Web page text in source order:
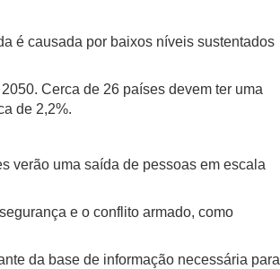
é causada por baixos níveis sustentados
Cerca de 26 países devem ter uma
de 2,2%.
verão uma saída de pessoas em escala
e o conflito armado, como
da base de informação necessária para